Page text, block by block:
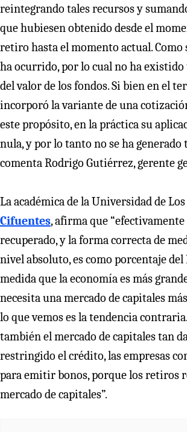
reintegrando tales recursos y
que hubiesen obtenido desde el
retiro hasta el momento actual. Como
ha ocurrido, por lo cual no ha
del valor de los fondos. Si bien en el
incorporó la variante de una
este propósito, en la práctica su
nula, y por lo tanto no se ha generado
comenta Rodrigo Gutiérrez, gerente
La académica de la Universidad de
Cifuentes, afirma que “efectivamente
recuperado, y la forma correcta de
nivel absoluto, es como porcentaje del
medida que la economía es más
necesita una mercado de capitales
lo que vemos es la tendencia
también el mercado de capitales tan
restringido el crédito, las empresas
para emitir bonos, porque los retiros
mercado de capitales”.